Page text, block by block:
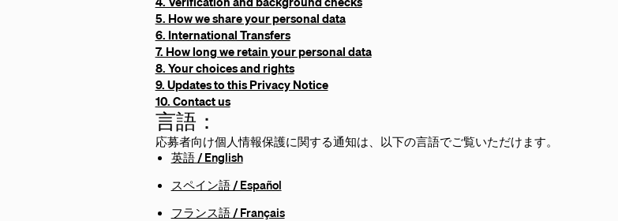
5. How we share your personal data
6. International Transfers
7. How long we retain your personal data
8. Your choices and rights
9. Updates to this Privacy Notice
10. Contact us
言語：
応募者向け個人情報保護に関する通知は、以下の言語でご覧いただけます。
英語 / English
スペイン語 / Español
フランス語 / Français